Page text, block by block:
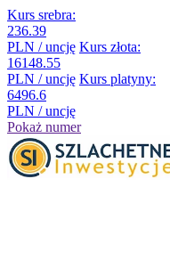
Kurs srebra:
236.39
PLN / uncję Kurs złota:
16148.55
PLN / uncję Kurs platyny:
6496.6
PLN / uncję
Pokaż numer